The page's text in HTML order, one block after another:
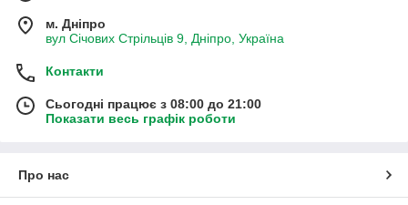
м. Дніпро
вул Січових Стрільців 9, Дніпро, Україна
Контакти
Сьогодні працює з 08:00 до 21:00
Показати весь графік роботи
Про нас